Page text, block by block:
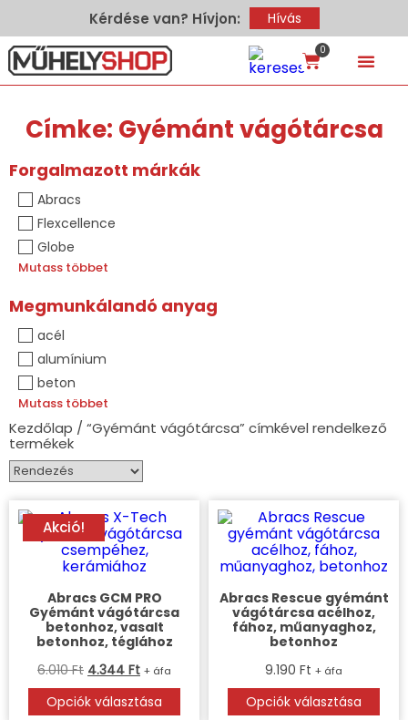
Kérdése van? Hívjon: Hívás
0
Címke: Gyémánt vágótárcsa
Kezdőlap / “Gyémánt vágótárcsa” címkével rendelkező
termékek
Akció!
Abracs GCM PRO
Gyémánt vágótárcsa
betonhoz, vasalt
betonhoz, téglához
6.010Ft 4.344 Ft + áfa
Opciók választása
Abracs Rescue gyémánt
vágótárcsa acélhoz,
fához, műanyaghoz,
betonhoz
9.190 Ft + áfa
Opciók választása
Forgalmazott márkák
Abracs
Flexcellence
Globe
Mutass többet
Megmunkálandó anyag
acél
alumínium
beton
Mutass többet